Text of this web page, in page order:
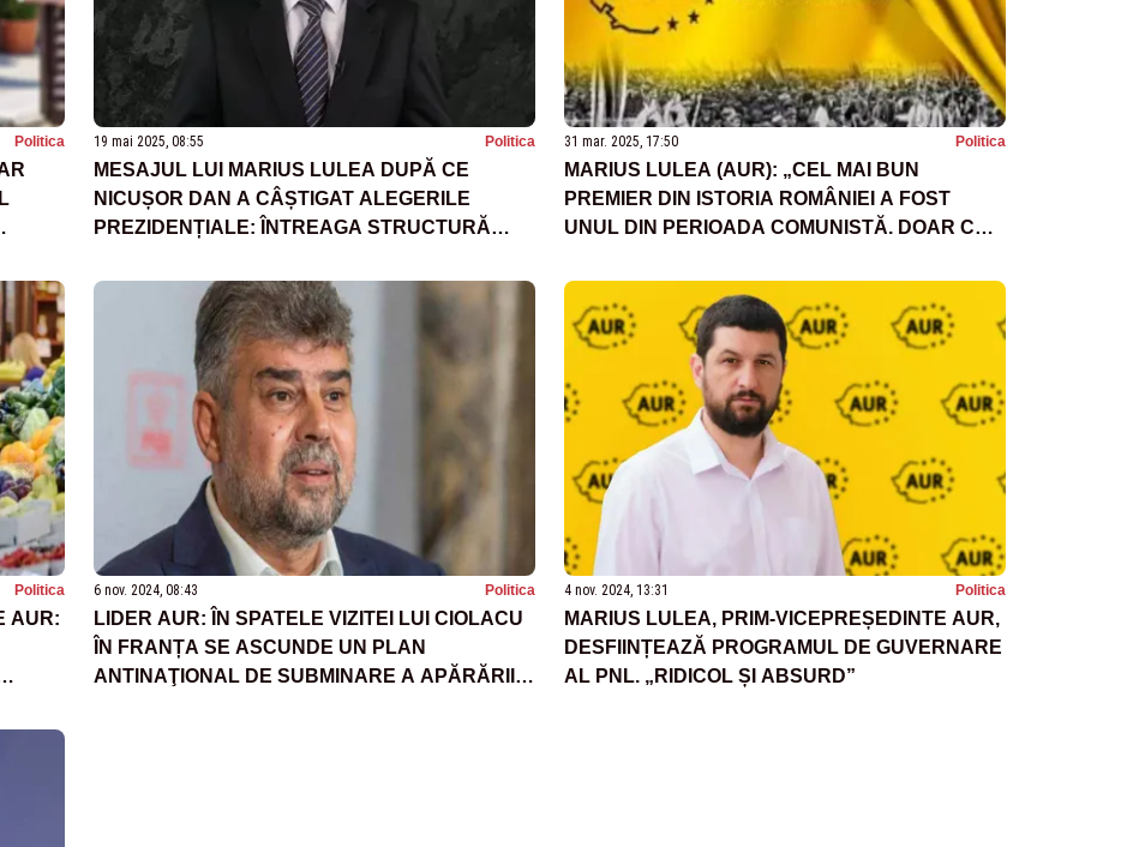
Politica 19 mai 2025, 08:55 Politica
MESAJUL LUI MARIUS LULEA DUPĂ CE
NICUȘOR DAN A CÂȘTIGAT ALEGERILE
PREZIDENȚIALE: ÎNTREAGA STRUCTURĂ
PREŞEDINTE
31 mar. 2025, 17:50 Politica
MARIUS LULEA (AUR): „CEL MAI BUN
PREMIER DIN ISTORIA ROMÂNIEI A FOST
UNUL DIN PERIOADA COMUNISTĂ. DOAR CĂ
Politica
AUR:
6 nov. 2024, 08:43 Politica
LIDER AUR: ÎN SPATELE VIZITEI LUI CIOLACU
ÎN FRANȚA SE ASCUNDE UN PLAN
ANTINAŢIONAL DE SUBMINARE A APĂRĂRII
4 nov. 2024, 13:31 Politica
MARIUS LULEA, PRIM-VICEPREȘEDINTE AUR,
DESFIINȚEAZĂ PROGRAMUL DE GUVERNARE
AL PNL. „RIDICOL ȘI ABSURD”